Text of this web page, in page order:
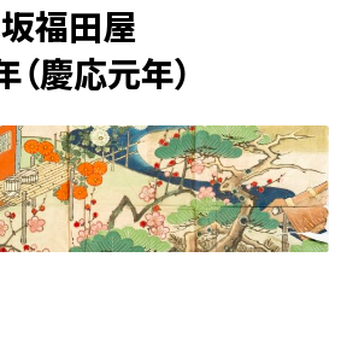
福田屋
慶応元年）